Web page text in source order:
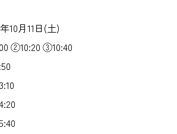
10月11日(土)
②10:20 ③10:40